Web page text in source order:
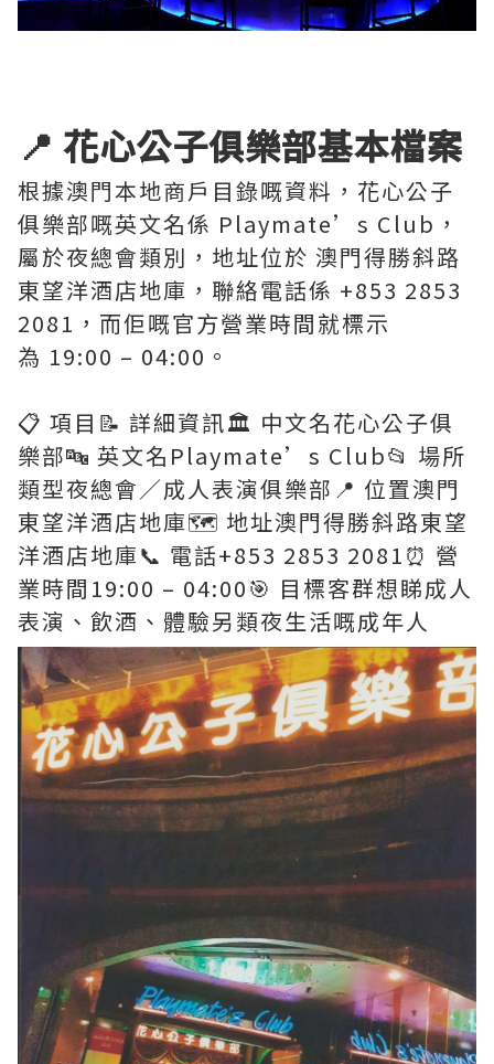
📍 花心公子俱樂部基本檔案
根據澳門本地商戶目錄嘅資料，花心公子
俱樂部嘅英文名係 Playmate’s Club，
屬於夜總會類別，地址位於 澳門得勝斜路
東望洋酒店地庫，聯絡電話係 +853 2853
2081，而佢嘅官方營業時間就標示
為 19:00 – 04:00。
📋 項目📝 詳細資訊🏛️ 中文名花心公子俱
樂部🔤 英文名Playmate’s Club📂 場所
類型夜總會／成人表演俱樂部📍 位置澳門
東望洋酒店地庫🗺️ 地址澳門得勝斜路東望
洋酒店地庫📞 電話+853 2853 2081⏰ 營
業時間19:00 – 04:00🎯 目標客群想睇成人
表演、飲酒、體驗另類夜生活嘅成年人